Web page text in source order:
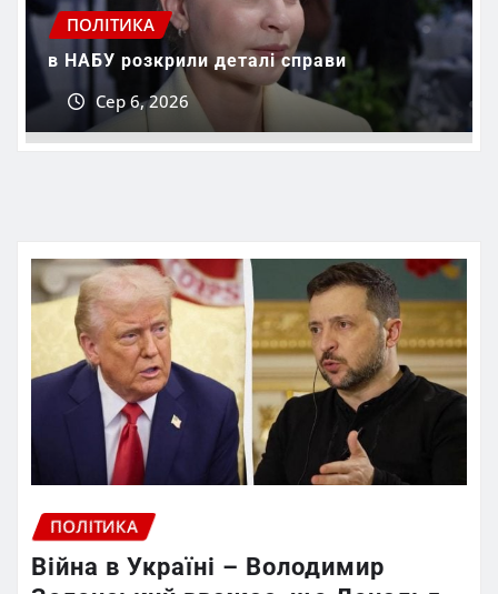
ПОЛІТИКА
в НАБУ розкрили деталі справи
Сер 6, 2026
ПОЛІТИКА
Війна в Україні – Володимир